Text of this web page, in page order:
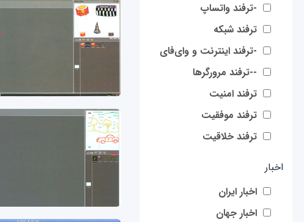
-ترفند واتساپ
ترفند شبکه
-ترفند اینترنت و وای‌فای
--ترفند مرورگرها
ترفند امنیت
ترفند موفقیت
ترفند خلاقیت
اخبار
اخبار ایران
اخبار جهان